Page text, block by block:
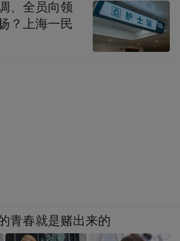
、全员向领
？上海一民
青春就是赌出来的